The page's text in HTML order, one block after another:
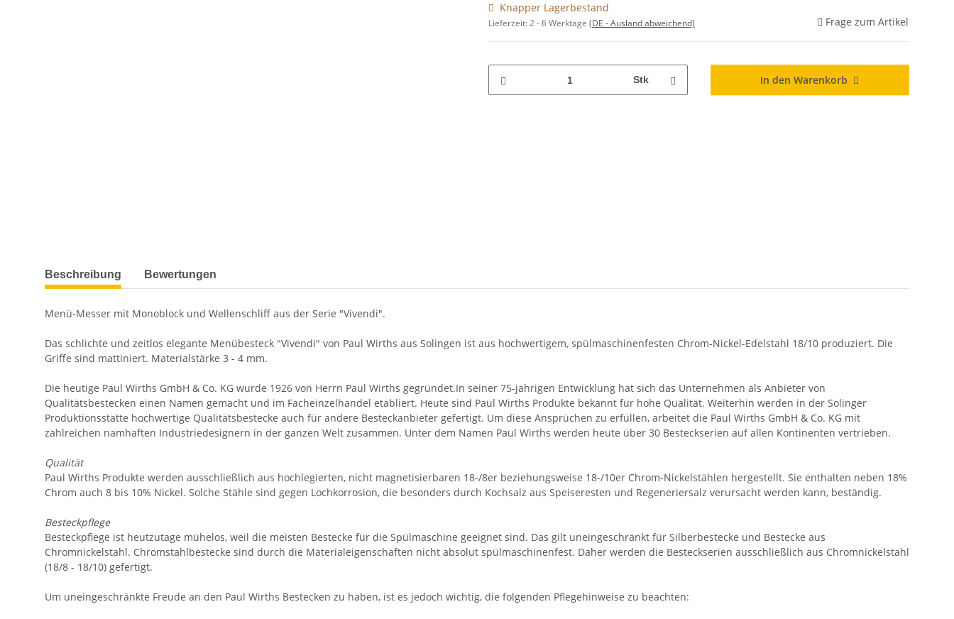
Knapper Lagerbestand
Lieferzeit:2 - 6 Werktage (DE - Ausland abweichend) Frage zum Artikel
Stk In den Warenkorb
weitere Registerkarten anzeigen
Beschreibung Bewertungen
Menü-Messer mit Monoblock und Wellenschliff aus der Serie "Vivendi".
Das schlichte und zeitlos elegante Menübesteck "Vivendi" von Paul Wirths aus Solingen ist aus hochwertigem, spülmaschinenfesten Chrom-Nickel-Edelstahl 18/10 produziert. Die
Griffe sind mattiniert. Materialstärke 3 - 4 mm.
Die heutige Paul Wirths GmbH & Co. KG wurde 1926 von Herrn Paul Wirths gegründet.In seiner 75-jährigen Entwicklung hat sich das Unternehmen als Anbieter von
Qualitätsbestecken einen Namen gemacht und im Facheinzelhandel etabliert. Heute sind Paul Wirths Produkte bekannt für hohe Qualität. Weiterhin werden in der Solinger
Produktionsstätte hochwertige Qualitätsbestecke auch für andere Besteckanbieter gefertigt. Um diese Ansprüchen zu erfüllen, arbeitet die Paul Wirths GmbH & Co. KG mit
zahlreichen namhaften Industriedesignern in der ganzen Welt zusammen. Unter dem Namen Paul Wirths werden heute über 30 Besteckserien auf allen Kontinenten vertrieben.
Qualität
Paul Wirths Produkte werden ausschließlich aus hochlegierten, nicht magnetisierbaren 18-/8er beziehungsweise 18-/10er Chrom-Nickelstählen hergestellt. Sie enthalten neben 18%
Chrom auch 8 bis 10% Nickel. Solche Stähle sind gegen Lochkorrosion, die besonders durch Kochsalz aus Speiseresten und Regeneriersalz verursacht werden kann, beständig.
Besteckpflege
Besteckpflege ist heutzutage mühelos, weil die meisten Bestecke für die Spülmaschine geeignet sind. Das gilt uneingeschränkt für Silberbestecke und Bestecke aus
Chromnickelstahl. Chromstahlbestecke sind durch die Materialeigenschaften nicht absolut spülmaschinenfest. Daher werden die Besteckserien ausschließlich aus Chromnickelstahl
(18/8 - 18/10) gefertigt.
Um uneingeschränkte Freude an den Paul Wirths Bestecken zu haben, ist es jedoch wichtig, die folgenden Pflegehinweise zu beachten: